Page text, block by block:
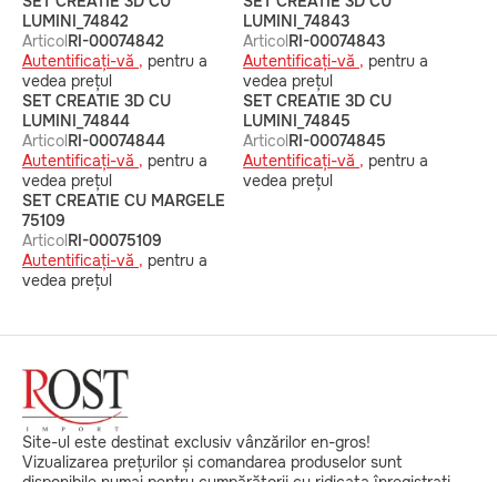
LUMINI_74842
ArticolRI-00074842
Autentificați-vă , pentru a
vedea prețul
LUMINI_74843
ArticolRI-00074843
Autentificați-vă , pentru a
vedea prețul
SET CREATIE 3D CU
LUMINI_74844
ArticolRI-00074844
Autentificați-vă , pentru a
vedea prețul
SET CREATIE 3D CU
LUMINI_74845
ArticolRI-00074845
Autentificați-vă , pentru a
vedea prețul
SET CREATIE CU MARGELE
75109
ArticolRI-00075109
Autentificați-vă , pentru a
vedea prețul
Site-ul este destinat exclusiv vânzărilor en-gros!
Vizualizarea prețurilor și comandarea produselor sunt